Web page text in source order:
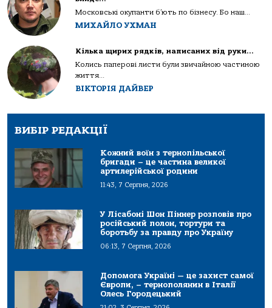
Московські окупанти б’ють по бізнесу. Бо наш...
МИХАЙЛО УХМАН
Кілька щирих рядків, написаних від руки…
Колись паперові листи були звичайною частиною
життя...
ВІКТОРІЯ ДАЙВЕР
ВИБІР РЕДАКЦІЇ
Кожний воїн з тернопільської
бригади – це частина великої
артилерійської родини
11:43, 7 Серпня, 2026
У Лісабоні Шон Піннер розповів про
російський полон, тортури та
боротьбу за правду про Україну
06:13, 7 Серпня, 2026
Допомога Україні — це захист самої
Європи, – тернополянин в Італії
Олесь Городецький